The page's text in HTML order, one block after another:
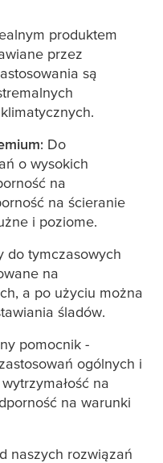
produktem
przez
są
: Do
o wysokich
na
na ścieranie
i poziome.
do tymczasowych
na
a po użyciu można
śladów.
pomocnik -
ogólnych i
na
na warunki
naszych rozwiązań